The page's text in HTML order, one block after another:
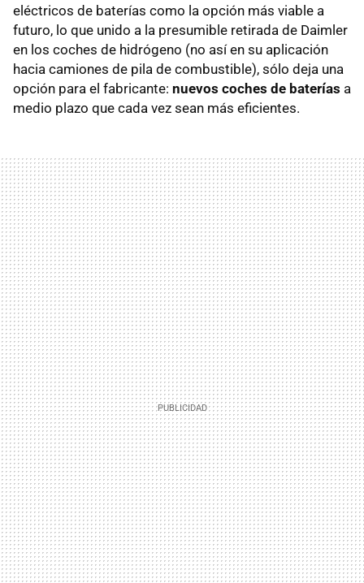
eléctricos de baterías como la opción más viable a
futuro, lo que unido a la presumible retirada de Daimler
en los coches de hidrógeno (no así en su aplicación
hacia camiones de pila de combustible), sólo deja una
opción para el fabricante: nuevos coches de baterías a
medio plazo que cada vez sean más eficientes.